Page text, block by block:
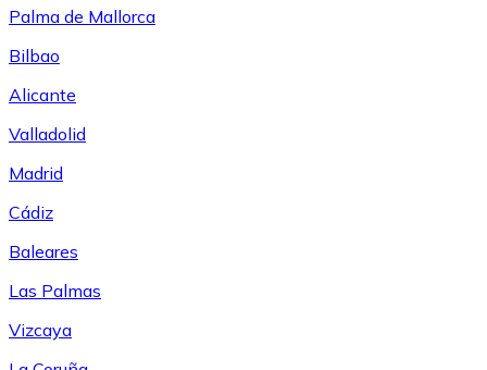
Palma de Mallorca
Bilbao
Alicante
Valladolid
Madrid
Cádiz
Baleares
Las Palmas
Vizcaya